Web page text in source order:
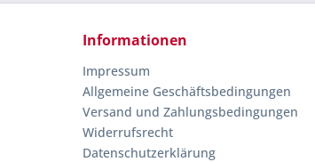
Informationen
Impressum
Allgemeine Geschäftsbedingungen
Versand und Zahlungsbedingungen
Widerrufsrecht
Datenschutzerklärung